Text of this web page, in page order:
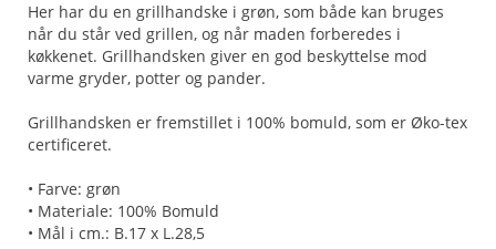
Her har du en grillhandske i grøn, som både kan bruges
når du står ved grillen, og når maden forberedes i
køkkenet. Grillhandsken giver en god beskyttelse mod
varme gryder, potter og pander.
Grillhandsken er fremstillet i 100% bomuld, som er Øko-tex
certificeret.
• Farve: grøn
• Materiale: 100% Bomuld
• Mål i cm.: B.17 x L.28,5